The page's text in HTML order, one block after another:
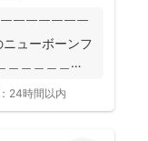
￣￣￣￣￣￣
ーボーンフ
＿＿＿＿＿
24時間以内